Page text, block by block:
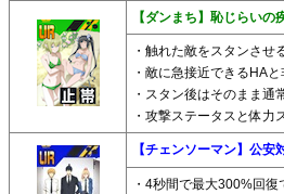
【ダンまち】恥じらいの
・触れた敵をスタンさせ
・敵に急接近できるHA
・スタン後はそのまま通
・攻撃ステータスと体力
【チェンソーマン】公安
・4秒間で最大300%回